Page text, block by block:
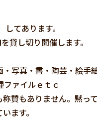
てあります。
貸し切り開催します。
写真・書・陶芸・絵手
ファイルｅｔｃ
賛もありません。黙っ
ます。